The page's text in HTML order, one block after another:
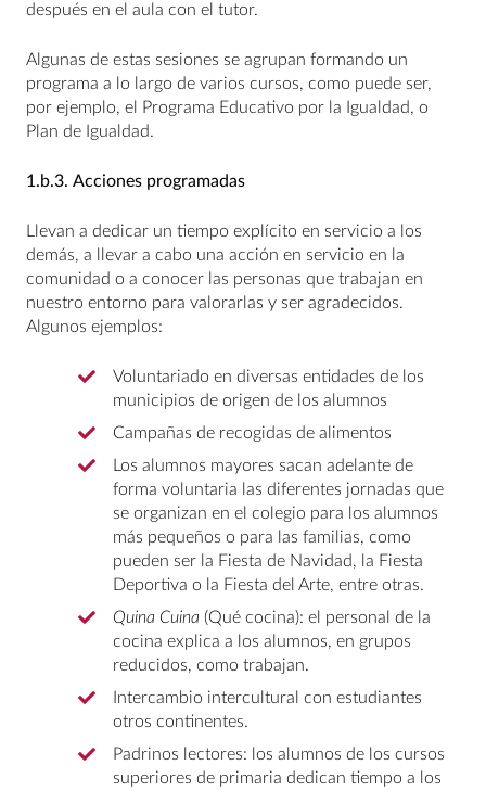
después en el aula con el tutor.
Algunas de estas sesiones se agrupan formando un
programa a lo largo de varios cursos, como puede ser,
por ejemplo, el Programa Educativo por la Igualdad, o
Plan de Igualdad.
1.b.3. Acciones programadas
Llevan a dedicar un tiempo explícito en servicio a los
demás, a llevar a cabo una acción en servicio en la
comunidad o a conocer las personas que trabajan en
nuestro entorno para valorarlas y ser agradecidos.
Algunos ejemplos:
Voluntariado en diversas entidades de los
municipios de origen de los alumnos
Campañas de recogidas de alimentos
Los alumnos mayores sacan adelante de
forma voluntaria las diferentes jornadas que
se organizan en el colegio para los alumnos
más pequeños o para las familias, como
pueden ser la Fiesta de Navidad, la Fiesta
Deportiva o la Fiesta del Arte, entre otras.
Quina Cuina (Qué cocina): el personal de la
cocina explica a los alumnos, en grupos
reducidos, como trabajan.
Intercambio intercultural con estudiantes
otros continentes.
Padrinos lectores: los alumnos de los cursos
superiores de primaria dedican tiempo a los